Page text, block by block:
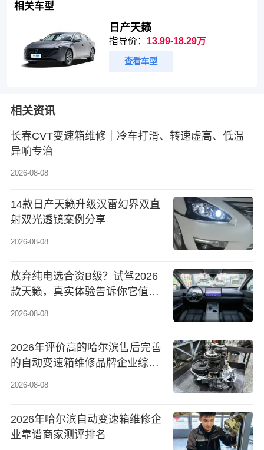
相关车型
日产天籁
指导价： 13.99-18.29万
查看车型
相关资讯
长春CVT变速箱维修｜冷车打滑、转速虚高、低温
异响专治
2026-08-08
14款日产天籁升级汉雷幻界双直
射双光透镜案例分享
2026-08-08
放弃纯电选合资B级？试驾2026
款天籁，真实体验告诉你它值不
2026-08-08
2026年评价高的哈尔滨售后完善
的自动变速箱维修品牌企业综合
2026-08-08
2026年哈尔滨自动变速箱维修企
业靠谱商家测评排名